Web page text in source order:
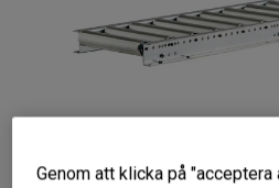
Genom att klicka på